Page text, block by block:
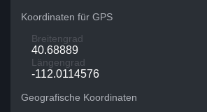
Koordinaten für GPS
Breitengrad
40.68889
Längengrad
-112.0114576
Geografische Koordinaten